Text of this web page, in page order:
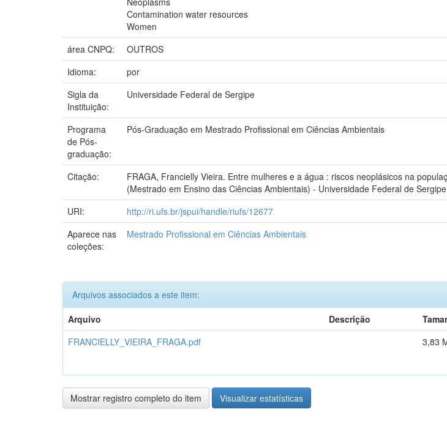
Contamination water resources
Women
área CNPQ:
OUTROS
Idioma:
por
Sigla da
Instituição:
Universidade Federal de Sergipe
Programa
de Pós-
graduação:
Pós-Graduação em Mestrado Profissional em Ciências Ambientais
Citação:
FRAGA, Francielly Vieira. Entre mulheres e a água : riscos neoplásicos na
(Mestrado em Ensino das Ciências Ambientais) - Universidade Federal de
URI:
http://ri.ufs.br/jspui/handle/riufs/12677
Aparece nas
coleções:
Mestrado Profissional em Ciências Ambientais
Arquivos associados a este item:
Arquivo
Descrição
FRANCIELLY_VIEIRA_FRAGA.pdf
3,83
Mostrar registro completo do item Visualizar estatísticas